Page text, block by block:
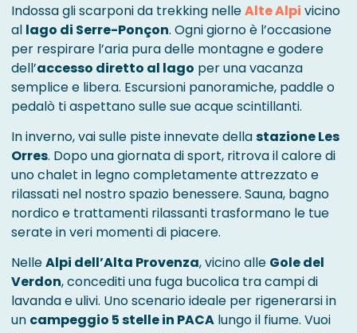
Indossa gli scarponi da trekking nelleAlte Alpi vicino
al lago di Serre-Ponçon. Ogni giorno è l’occasione
per respirare l’aria pura delle montagne e godere
dell’accesso diretto al lago per una vacanza
semplice e libera. Escursioni panoramiche, paddle o
pedalò ti aspettano sulle sue acque scintillanti.
In inverno, vai sulle piste innevate dellastazione Les
Orres. Dopo una giornata di sport, ritrova il calore di
uno chalet in legno completamente attrezzato e
rilassati nel nostro spazio benessere. Sauna, bagno
nordico e trattamenti rilassanti trasformano le tue
serate in veri momenti di piacere.
NelleAlpi dell’Alta Provenza, vicino alle Gole del
Verdon, concediti una fuga bucolica tra campi di
lavanda e ulivi. Uno scenario ideale per rigenerarsi in
un campeggio 5 stelle in PACA lungo il fiume. Vuoi